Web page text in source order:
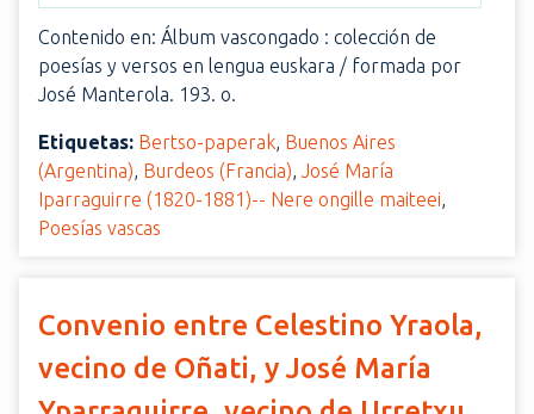
Contenido en: Álbum vascongado : colección de
poesías y versos en lengua euskara / formada por
José Manterola. 193. o.
Etiquetas: Bertso-paperak, Buenos Aires
(Argentina), Burdeos (Francia), José María
Iparraguirre (1820-1881)-- Nere ongille maiteei,
Poesías vascas
Convenio entre Celestino Yraola,
vecino de Oñati, y José María